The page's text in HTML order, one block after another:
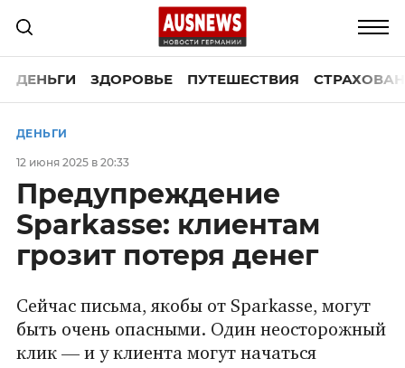
ДЕНЬГИ ЗДОРОВЬЕ ПУТЕШЕСТВИЯ
ДЕНЬГИ
12 июня 2025 в 20:33
Предупреждение
Sparkasse: клиентам
грозит потеря денег
Сейчас письма, якобы от Sparkasse, могут
быть очень опасными. Один неосторожный
клик — и у клиента могут начаться